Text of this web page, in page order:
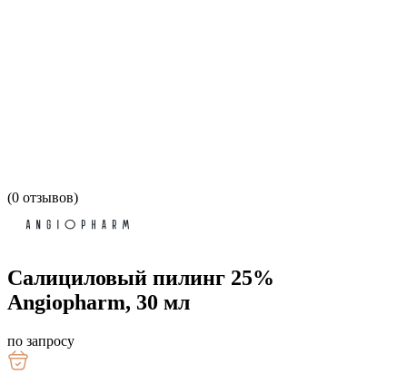
(0 отзывов)
Салициловый пилинг 25%
Angiopharm, 30 мл
по запросу